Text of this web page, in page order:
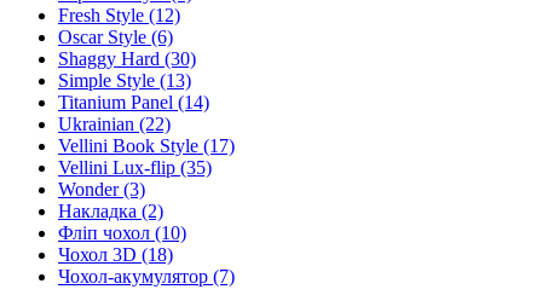
Fresh Style (12)
Oscar Style (6)
Shaggy Hard (30)
Simple Style (13)
Titanium Panel (14)
Ukrainian (22)
Vellini Book Style (17)
Vellini Lux-flip (35)
Wonder (3)
Накладка (2)
Фліп чохол (10)
Чохол 3D (18)
Чохол-акумулятор (7)